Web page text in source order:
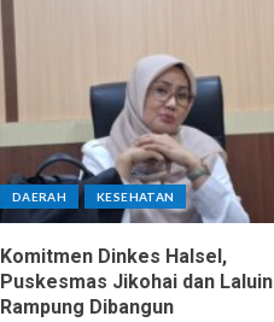
DAERAH KESEHATAN
Komitmen Dinkes Halsel,
Puskesmas Jikohai dan Laluin
Rampung Dibangun